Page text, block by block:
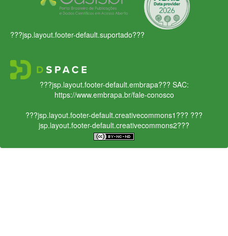
???jsp.layout.footer-default.suportado???
???jsp.layout.footer-default.embrapa??? SAC:
https://www.embrapa.br/fale-conosco
???jsp.layout.footer-default.creativecommons1??? ???
jsp.layout.footer-default.creativecommons2???